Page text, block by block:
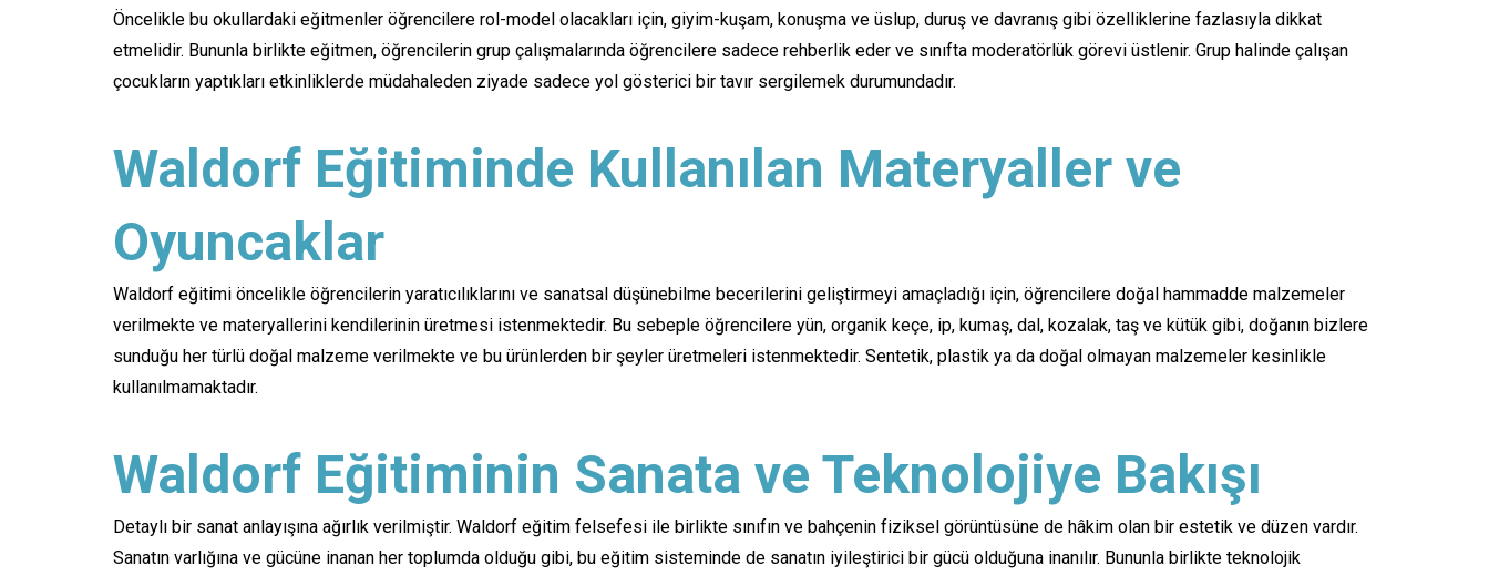
Öncelikle bu okullardaki eğitmenler öğrencilere rol-model olacakları için, giyim-kuşam, konuşma ve üslup, duruş ve davranış gibi özelliklerine fazlasıyla dikkat
etmelidir. Bununla birlikte eğitmen, öğrencilerin grup çalışmalarında öğrencilere sadece rehberlik eder ve sınıfta moderatörlük görevi üstlenir. Grup halinde çalışan
çocukların yaptıkları etkinliklerde müdahaleden ziyade sadece yol gösterici bir tavır sergilemek durumundadır.
Waldorf Eğitiminde Kullanılan Materyaller ve
Oyuncaklar
Waldorf eğitimi öncelikle öğrencilerin yaratıcılıklarını ve sanatsal düşünebilme becerilerini geliştirmeyi amaçladığı için, öğrencilere doğal hammadde malzemeler
verilmekte ve materyallerini kendilerinin üretmesi istenmektedir. Bu sebeple öğrencilere yün, organik keçe, ip, kumaş, dal, kozalak, taş ve kütük gibi, doğanın bizlere
sunduğu her türlü doğal malzeme verilmekte ve bu ürünlerden bir şeyler üretmeleri istenmektedir. Sentetik, plastik ya da doğal olmayan malzemeler kesinlikle
kullanılmamaktadır.
Waldorf Eğitiminin Sanata ve Teknolojiye Bakışı
Detaylı bir sanat anlayışına ağırlık verilmiştir. Waldorf eğitim felsefesi ile birlikte sınıfın ve bahçenin fiziksel görüntüsüne de hâkim olan bir estetik ve düzen vardır.
Sanatın varlığına ve gücüne inanan her toplumda olduğu gibi, bu eğitim sisteminde de sanatın iyileştirici bir gücü olduğuna inanılır. Bununla birlikte teknolojik